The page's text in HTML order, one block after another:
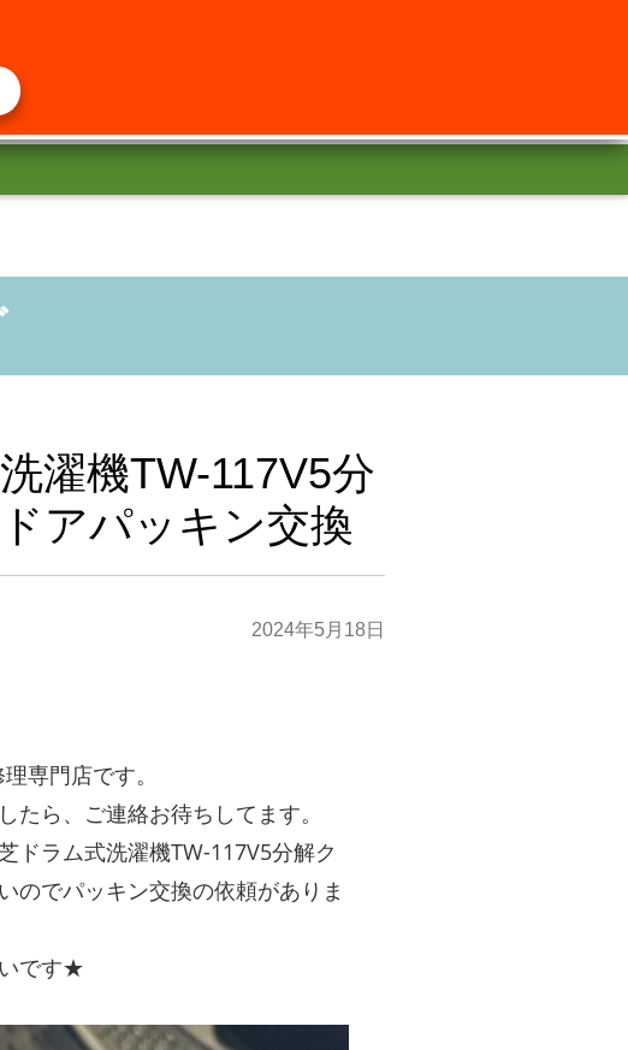
濯機TW-117V5分
アパッキン交換
2024年5月18日
専門店です。
たら、ご連絡お待ちしてます。
ドラム式洗濯機TW-117V5分解ク
のでパッキン交換の依頼がありま
です★